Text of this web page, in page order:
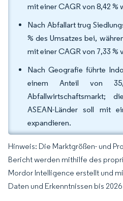
mit einer CAGR von 8,42 %
Nach Abfallart trug
% des Umsatzes bei,
mit einer CAGR von 7,33 %
Nach Geografie führte
einem Anteil von
Abfallwirtschaftsmarkt;
ASEAN-Länder soll mit
expandieren.
Hinweis: Die Marktgrößen- und
Bericht werden mithilfe des
Mordor Intelligence erstellt und
Daten und Erkenntnissen bis